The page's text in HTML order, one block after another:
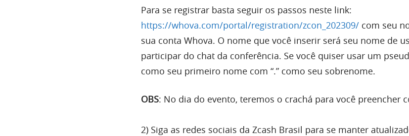
Para se registrar basta seguir os passos neste link:
https://whova.com/portal/registration/zcon_202309/ com seu
sua conta Whova. O nome que você inserir será seu nome de
participar do chat da conferência. Se você quiser usar um
como seu primeiro nome com “.” como seu sobrenome.
OBS: No dia do evento, teremos o crachá para você preencher
2) Siga as redes sociais da Zcash Brasil para se manter